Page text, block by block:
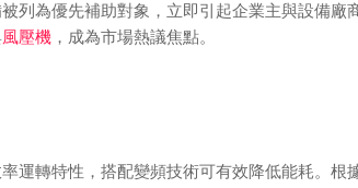
列為優先補助對象，立即引起企業主與設備廠
風壓機 ，成為市場熱議焦點。
運轉特性，搭配變頻技術可有效降低能耗。根